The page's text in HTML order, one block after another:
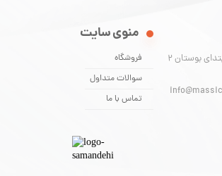
منوی سایت
فروشگاه
سوالات متداول
تماس با ما
بوستان 2